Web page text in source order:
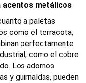
acentos metálicos
a paletas
como el terracota,
perfectamente
como el cobre
Los adornos
y guirnaldas, pueden